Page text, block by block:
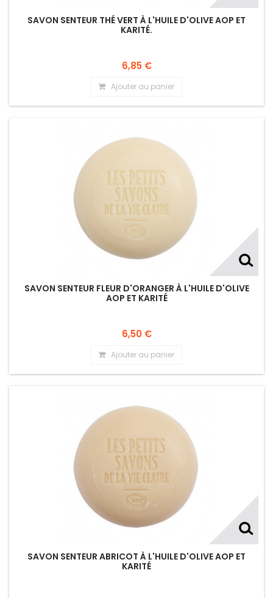
SAVON SENTEUR THÉ VERT À L'HUILE D'OLIVE AOP ET
KARITÉ.
6,85 €
Ajouter au panier
SAVON SENTEUR FLEUR D'ORANGER À L'HUILE D'OLIVE
AOP ET KARITÉ
6,50 €
Ajouter au panier
SAVON SENTEUR ABRICOT À L'HUILE D'OLIVE AOP ET
KARITÉ